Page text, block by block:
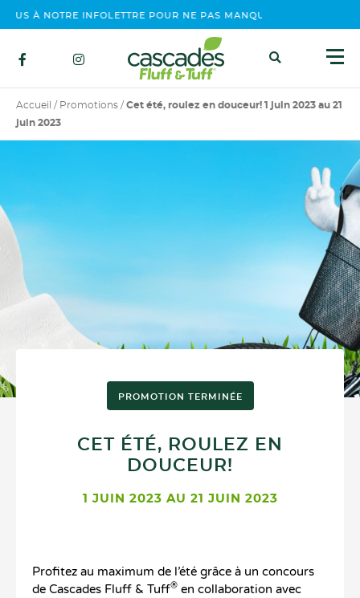
À NOTRE INFOLETTRE POUR NE PAS MANQUER NOS
Accueil / Promotions / Cet été, roulez en douceur! 1 juin 2023 au 21
juin 2023
PROMOTION TERMINÉE
CET ÉTÉ, ROULEZ EN
DOUCEUR!
1 JUIN 2023 AU 21 JUIN 2023
Profitez au maximum de l’été grâce à un concours
de Cascades Fluff & Tuff® en collaboration avec